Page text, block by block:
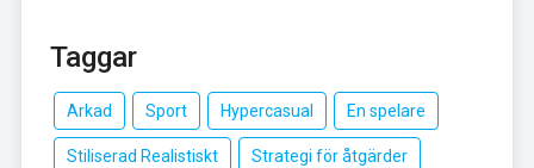
Taggar
Arkad Sport Hypercasual En spelare
Stiliserad Realistiskt Strategi för åtgärder